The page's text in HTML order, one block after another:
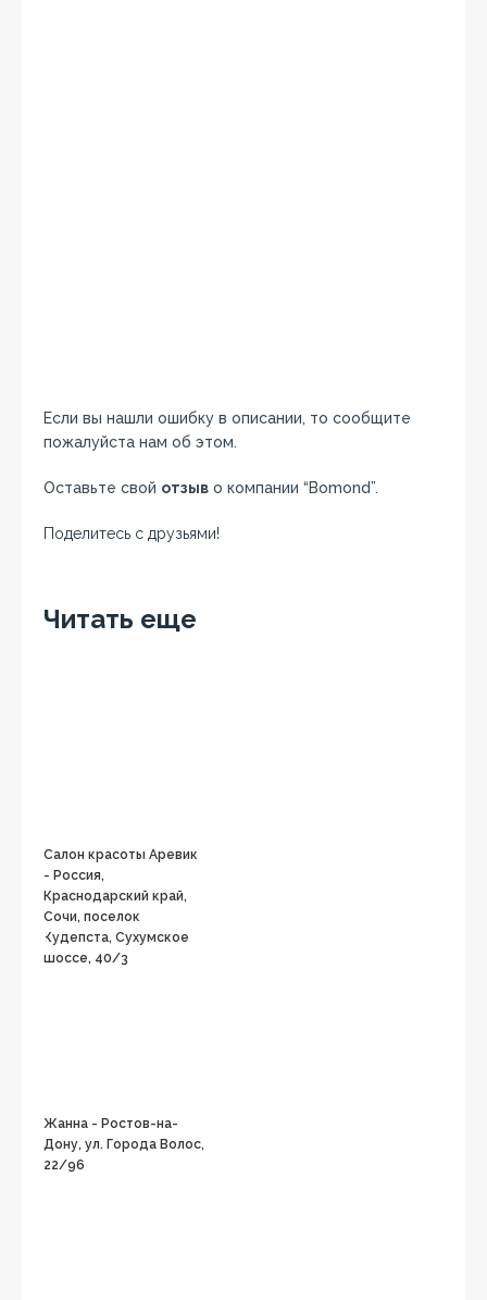
Если вы нашли ошибку в описании, то сообщите
пожалуйста нам об этом.
Оставьте свой отзыв о компании “Bomond”.
Поделитесь с друзьями!
Читать еще
Салон красоты Аревик
- Россия,
Краснодарский край,
Сочи, поселок
Кудепста, Сухумское
шоссе, 40/3
Жанна - Ростов-на-
Дону, ул. Города Волос,
22/96